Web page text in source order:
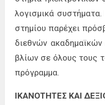
λο­γι­σμι­κά
στη­μί­ου πα­ρέ­χει
διε­θνών
βλί­ων σε όλους τους
πρό­γραμ­μα.
ΙΚΑ­ΝΟ­ΤΗ­ΤΕ­Σ ΚΑΙ­